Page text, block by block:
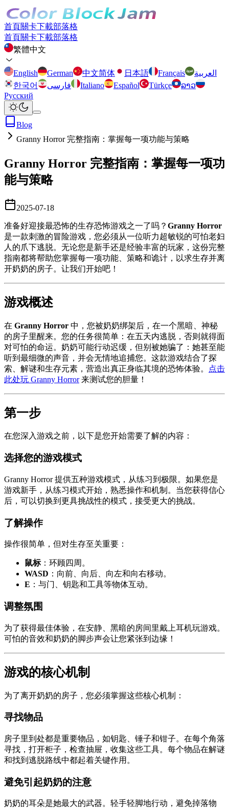
首頁關卡下載部落格
首頁關卡下載部落格
繁體中文
English German 中文简体 日本語 Français
العربية
한국어
فارسی Italiano Español Türkçe
ລາວ
Русский
Blog
Granny Horror 完整指南：掌握每一项功能与策略
Granny Horror 完整指南：掌握每一项功
能与策略
2025-07-18
准备好迎接最恐怖的生存恐怖游戏之一了吗？ Granny Horror
是一款刺激的冒险游戏，您必须从一位听力超敏锐的可怕老妇
人的爪下逃脱。无论您是新手还是经验丰富的玩家，这份完整
指南都将帮助您掌握每一项功能、策略和诡计，以求生存并离
开奶奶的房子。让我们开始吧！
游戏概述
在 Granny Horror 中，您被奶奶绑架后，在一个黑暗、神秘
的房子里醒来。您的任务很简单：在五天内逃脱，否则就得面
对可怕的命运。奶奶可能行动迟缓，但别被她骗了：她甚至能
听到最细微的声音，并会无情地追捕您。这款游戏结合了探
索、解谜和生存元素，营造出真正身临其境的恐怖体验。
点击
此处玩 Granny Horror来测试您的胆量！
第一步
在您深入游戏之前，以下是您开始需要了解的内容：
选择您的游戏模式
Granny Horror 提供五种游戏模式，从练习到极限。如果您是
游戏新手，从练习模式开始，熟悉操作和机制。当您获得信心
后，可以切换到更具挑战性的模式，接受更大的挑战。
了解操作
操作很简单，但对生存至关重要：
鼠标：环顾四周。
WASD ：向前、向后、向左和向右移动。
E ：与门、钥匙和工具等物体互动。
调整氛围
为了获得最佳体验，在安静、黑暗的房间里戴上耳机玩游戏。
可怕的音效和奶奶的脚步声会让您紧张到边缘！
游戏的核心机制
为了离开奶奶的房子，您必须掌握这些核心机制：
寻找物品
房子里到处都是重要物品，如钥匙、锤子和钳子。在每个角落
寻找，打开柜子，检查抽屉，收集这些工具。每个物品在解谜
和找到逃脱路线中都起着关键作用。
避免引起奶奶的注意
奶奶的耳朵是她最大的武器。轻手轻脚地行动，避免掉落物